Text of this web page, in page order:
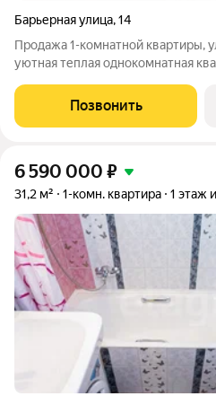
Барьерная улица,14
Продажа 1-комнатной квартиры,
уютная теплая однокомнатная
старта или надежного вложения.
рядом школы, сады, магазины,
Позвонить
6 590 000 ₽
31,2 м² 1-комн. квартира 1 этаж